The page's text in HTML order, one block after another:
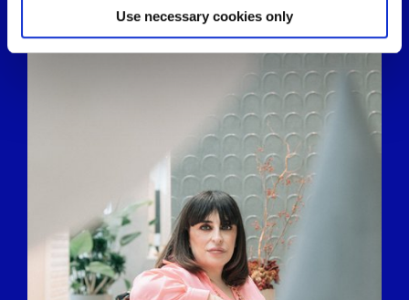
Find out more about how your personal data is processed
and set your preferences in thedetails section.
We use cookies to personalise content and ads, to
provide social media features and to analyse our traffic.
We also share information about your use of our site with
our social media, advertising and analytics partners who
may combine it with other information that you’ve
provided to them or that they’ve collected from your use
of their services.
Use necessary cookies only